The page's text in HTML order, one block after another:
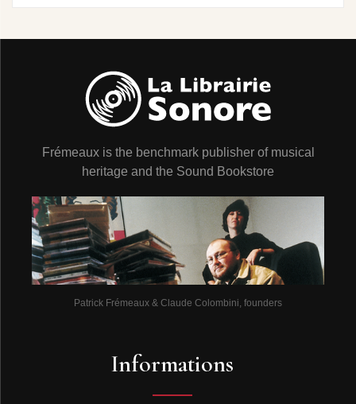
Frémeaux is the benchmark publisher of musical
heritage and the Sound Bookstore
Patrick Frémeaux & Claude Colombini, founders
Informations